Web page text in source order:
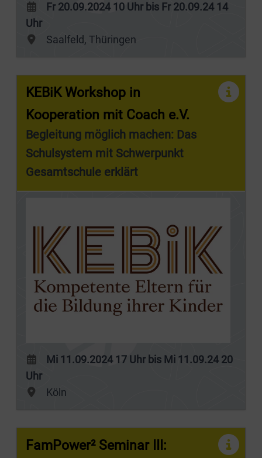
Fr 20.09.2024 10 Uhr bis Fr 20.09.24 14
Uhr
Saalfeld, Thüringen
KEBiK Workshop in
Kooperation mit Coach e.V.
Begleitung möglich machen: Das
Schulsystem mit Schwerpunkt
Gesamtschule erklärt
Mi 11.09.2024 17 Uhr bis Mi 11.09.24 20
Uhr
Köln
FamPower² Seminar III: